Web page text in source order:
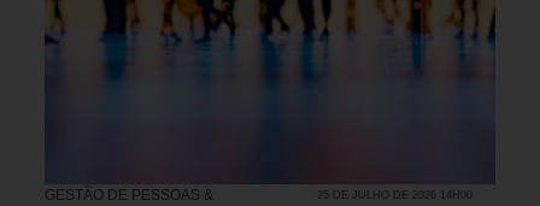
GESTÃO DE PESSOAS &
25 DE JULHO DE 2026 14H00